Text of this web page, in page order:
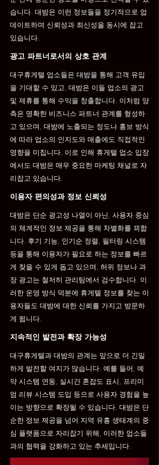
습니다. 대밤은 이런 정보들을 정기적으로 업
데이트하며 신뢰성과 최신성을 동시에 잡고
있습니다.
광고 파트너로서의 상호 관계
대구휴게텔 업소들은 대밤을 통해 고객 유입
을 기대할 수 있고, 대밤은 이들 업소의 광고
및 제휴를 통해 수익을 창출합니다. 이처럼 양
측은 명확한 비즈니스 파트너 관계를 형성하
고 있으며, 대밤에 노출되는 정도나 홍보 방식
에 따라 업소의 인지도와 매출에도 직접적인
영향을 미칩니다. 이로 인해 휴게텔 업소 입장
에서도 대밤은 매우 중요한 마케팅 채널로 자
리잡고 있습니다.
이용자 편의성과 정보 신뢰성
대밤은 단순 광고성 나열이 아닌, 사용자 중심
의 체계적인 정보 제공을 통해 차별화를 꾀합
니다. 후기 기능, 인기순 정렬, 필터링 시스템
등을 통해 이용자가 필요로 하는 정보를 빠르
게 찾을 수 있게 돕고 있으며, 허위 정보나 과
장 광고는 철저히 관리팀에서 검수합니다. 이
러한 운영 방식 덕분에 휴게텔 정보를 찾는 이
용자들도 대밤에 대한 신뢰를 가지고 방문하
게 됩니다.
지속적인 발전과 확장 가능성
대구휴게텔과 대밤의 관계는 앞으로 더 긴밀
하게 발전할 여지가 많습니다. 예를 들어, 예
약 시스템 연동, 실시간 혼잡도 표시, 프리미
엄 리뷰 시스템 도입 등으로 사용자 경험을 높
이는 방향으로 확장될 수 있습니다. 대밤은 단
순한 정보 제공을 넘어 지역 유흥 생태계의 중
심 플랫폼으로 자리잡기 위해, 이러한 업소들
과의 협력을 강화하고 있는 추세입니다.